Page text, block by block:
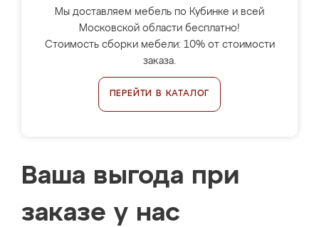
Мы доставляем мебель по Кубинке и всей
Московской области бесплатно!
Стоимость сборки мебели: 10% от стоимости
заказа.
ПЕРЕЙТИ В КАТАЛОГ
Ваша выгода при
заказе у нас